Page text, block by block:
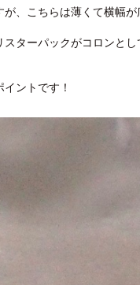
、こちらは薄くて横幅が
ターパックがコロンと
ントです！